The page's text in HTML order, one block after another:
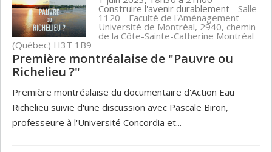
Construire l'avenir durablement - Salle
1120 - Faculté de l'Aménagement -
Université de Montréal, 2940, chemin
de la Côte-Sainte-Catherine Montréal
(Québec) H3T 1B9
Première montréalaise de "Pauvre ou
Richelieu ?"
Première montréalaise du documentaire d'Action Eau
Richelieu suivie d'une discussion avec Pascale Biron,
professeure à l'Université Concordia et...